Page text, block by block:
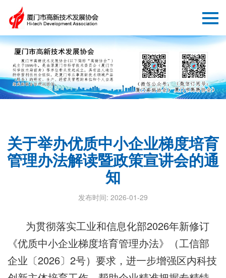
关于举办优质中小企业梯度培育
管理办法解读暨政策宣讲会的通
知
发布时间: 2026-01-29
为贯彻落实工业和信息化部2026年新修订
《优质中小企业梯度培育管理办法》（工信部
企业〔2026〕2号）要求，进一步增强区内科技